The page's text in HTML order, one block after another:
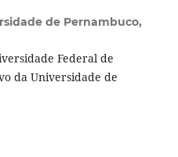
de Pernambuco,
Federal de
da Universidade de